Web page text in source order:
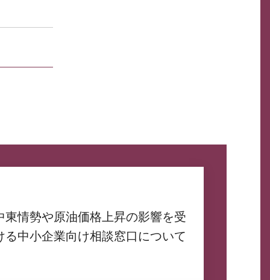
東情勢や原油価格上昇の影響を受
る中小企業向け相談窓口について